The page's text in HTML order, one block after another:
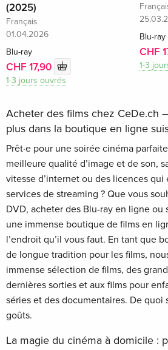
(2025)
Français
01.04.2026
Blu-ray
CHF 17,90
1-3 jours ouvrés
Blu-ray
CHF
1-3
Acheter des films chez CeDe.ch
plus dans la boutique en ligne
Prêt·e pour une soirée cinéma
meilleure qualité d’image et de son,
vitesse d’internet ou des licences
services de streaming ? Que vous
DVD, acheter des Blu-ray en ligne ou
une immense boutique de films en
l’endroit qu’il vous faut. En tant que
de longue tradition pour les films,
immense sélection de films, des
dernières sorties et aux films pour
séries et des documentaires. De quoi
goûts.
La magie du cinéma à domicile :